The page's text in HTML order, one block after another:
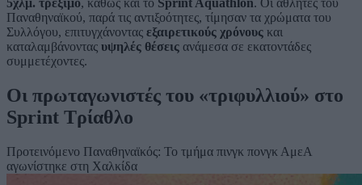
5χλμ. τρέξιμο, καθώς και το Sprint Aquathlon. Οι αθλητές του
Παναθηναϊκού, παρά τις αντιξοότητες, τίμησαν τα χρώματα του
Συλλόγου, επιτυγχάνοντας εξαιρετικούς χρόνους και
καταλαμβάνοντας υψηλές θέσεις ανάμεσα σε εκατοντάδες
συμμετέχοντες.
Οι πρωταγωνιστές του «τριφυλλιού» στο
Sprint Τρίαθλο
Προτεινόμενο Παναθηναϊκός: Το τμήμα πινγκ πονγκ ΑμεΑ
αγωνίστηκε στη Χαλκίδα